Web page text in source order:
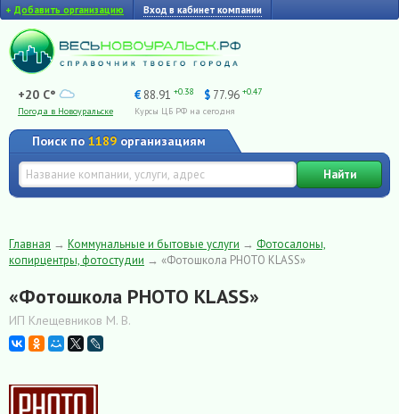
+ Добавить организацию Вход в кабинет компании
+20 C°
Погода в Новоуральске
€ 88.91 +0.38 $ 77.96 +0.47
Курсы ЦБ РФ на сегодня
Поиск по 1189 организациям
Найти
Главная → Коммунальные и бытовые услуги → Фотосалоны,
копирцентры, фотостудии → «Фотошкола PHOTO KLASS»
«Фотошкола PHOTO KLASS»
ИП Клещевников М. В.